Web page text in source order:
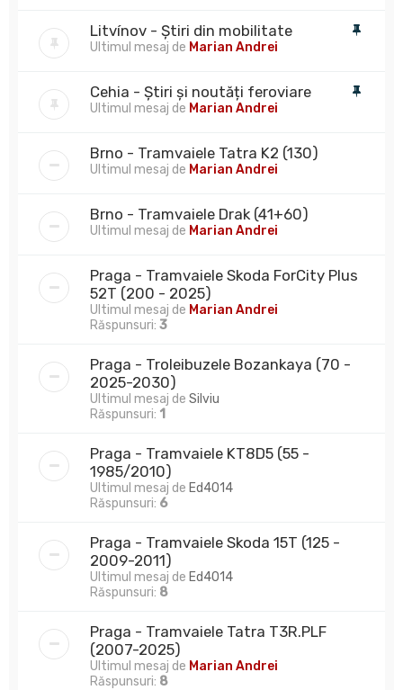
Litvínov - Știri din mobilitate
Ultimul mesaj de Marian Andrei
Cehia - Știri și noutăți feroviare
Ultimul mesaj de Marian Andrei
Brno - Tramvaiele Tatra K2 (130)
Ultimul mesaj de Marian Andrei
Brno - Tramvaiele Drak (41+60)
Ultimul mesaj de Marian Andrei
Praga - Tramvaiele Skoda ForCity Plus
52T (200 - 2025)
Ultimul mesaj de Marian Andrei
Răspunsuri: 3
Praga - Troleibuzele Bozankaya (70 -
2025-2030)
Ultimul mesaj de Silviu
Răspunsuri: 1
Praga - Tramvaiele KT8D5 (55 -
1985/2010)
Ultimul mesaj de Ed4014
Răspunsuri: 6
Praga - Tramvaiele Skoda 15T (125 -
2009-2011)
Ultimul mesaj de Ed4014
Răspunsuri: 8
Praga - Tramvaiele Tatra T3R.PLF
(2007-2025)
Ultimul mesaj de Marian Andrei
Răspunsuri: 8